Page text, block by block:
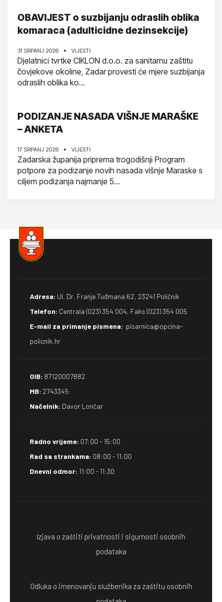
OBAVIJEST o suzbijanju odraslih oblika
komaraca (adulticidne dezinsekcije)
31 SRPANJ 2026 VIJESTI
Djelatnici tvrtke CIKLON d.o.o. za sanitarnu zaštitu
čovjekove okoline, Zadar provesti će mjere suzbijanja
odraslih oblika ko...
PODIZANJE NASADA VIŠNJE MARAŠKE
– ANKETA
17 SRPANJ 2026 VIJESTI
Zadarska županija priprema trogodišnji Program
potpore za podizanje novih nasada višnje Maraske s
ciljem podizanja najmanje 5...
Adresa: Ul. Dr. Franje Tuđmana 62, 23241 Poličnik
Telefon: Centrala (023) 354 004, Faks (023) 354 005
E-mail za primanje pismena​: pisarnica@opcina-
policnik.hr
OIB: 87120007882
MB: 2743345
Načelnik: Davor Lončar
Radno vrijeme: 07:00 - 15:00
Rad sa strankama: 08:00 - 11:00
Dnevni odmor: 11:00 - 11:30
Izjava o zaštiti privatnosti i sigurnosti osobnih
podataka
Odluka o imenovanju službenika za zaštitu osobnih